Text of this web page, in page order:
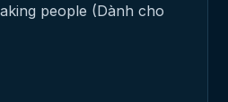
people (Dành cho